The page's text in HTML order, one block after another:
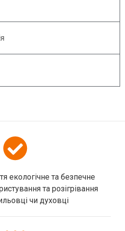
екологічне та безпечне
та розігрівання
чи духовці